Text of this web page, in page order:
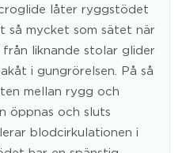
låter ryggstödet
så mycket som sätet när
från liknande stolar glider
i gungrörelsen. På så
mellan rygg och
öppnas och sluts
blodcirkulationen i